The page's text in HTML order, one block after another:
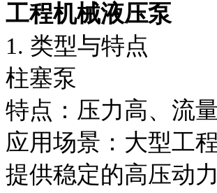
工程机械液压泵
1. 类型与特点
柱塞泵
特点：压力高、流
应用场景：大型工
提供稳定的高压动力